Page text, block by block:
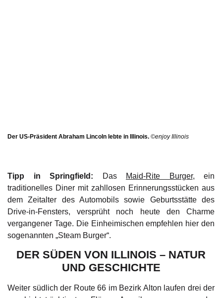
Der US-Präsident Abraham Lincoln lebte in Illinois. ©enjoy Illinois
Tipp in Springfield: Das Maid-Rite Burger, ein
traditionelles Diner mit zahllosen Erinnerungsstücken aus
dem Zeitalter des Automobils sowie Geburtsstätte des
Drive-in-Fensters, versprüht noch heute den Charme
vergangener Tage. Die Einheimischen empfehlen hier den
sogenannten „Steam Burger“.
DER SÜDEN VON ILLINOIS – NATUR
UND GESCHICHTE
Weiter südlich der Route 66 im Bezirk Alton laufen drei der